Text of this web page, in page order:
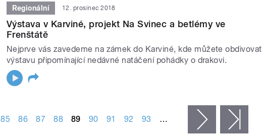
Regionální 12. prosinec 2018
Výstava v Karviné, projekt Na Svinec a betlémy ve
Frenštátě
Nejprve vás zavedeme na zámek do Karviné, kde můžete obdivovat
výstavu připomínající nedávné natáčení pohádky o drakovi.
85 86 87 88 89 90 91 92 93 … následující ›